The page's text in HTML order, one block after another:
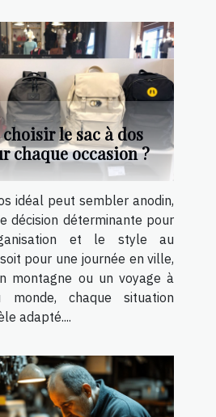
le sac à dos
chaque occasion ?
idéal peut sembler anodin,
décision déterminante pour
et le style au
pour une journée en ville,
montagne ou un voyage à
chaque situation
adapté....